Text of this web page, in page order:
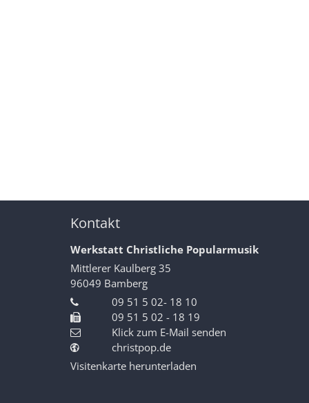
Kontakt
Werkstatt Christliche Popularmusik
Mittlerer Kaulberg 35
96049 Bamberg
09 51 5 02- 18 10
09 51 5 02 - 18 19
Klick zum E-Mail senden
christpop.de
Visitenkarte herunterladen